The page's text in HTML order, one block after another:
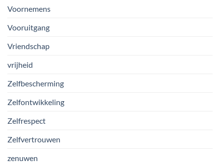
Voornemens
Vooruitgang
Vriendschap
vrijheid
Zelfbescherming
Zelfontwikkeling
Zelfrespect
Zelfvertrouwen
zenuwen